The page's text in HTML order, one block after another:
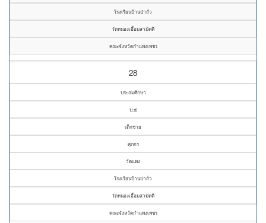
โรงเรียนบ้านป่าถั่ว
วัดหนองเอื้อมสามัคคี
คณะจังหวัดกำแพงเพชร
28
ประถมศึกษา
ป.๕
เด็กชาย
ศุภกร
วัดแพง
โรงเรียนบ้านป่าถั่ว
วัดหนองเอื้อมสามัคคี
คณะจังหวัดกำแพงเพชร